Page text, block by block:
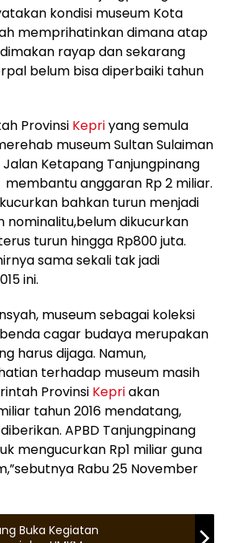
kondisi museum Kota
memprihatinkan dimana atap
rayap dan sekarang
belum bisa diperbaiki tahun
Provinsi Kepriyang semula
museum Sultan Sulaiman
Ketapang Tanjungpinang
membantu anggaran Rp 2 miliar.
bahkan turun menjadi
nominalitu,belum dikucurkan
turun hingga Rp800 juta.
sama sekali tak jadi
ini.
museum sebagai koleksi
cagar budaya merupakan
harus dijaga. Namun,
terhadap museum masih
Provinsi Kepriakan
tahun 2016 mendatang,
APBD Tanjungpinang
mengucurkan Rp1 miliar guna
Rabu 25 November
Buka Kegiatan